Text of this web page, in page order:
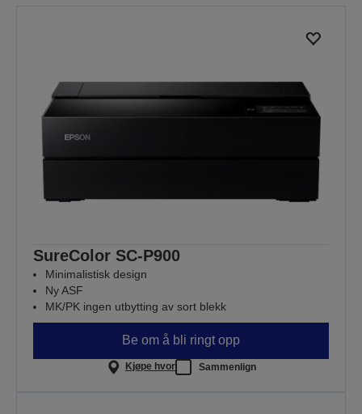
SureColor SC-P900
Minimalistisk design
Ny ASF
MK/PK ingen utbytting av sort blekk
Be om å bli ringt opp
Kjøpe hvor Sammenlign